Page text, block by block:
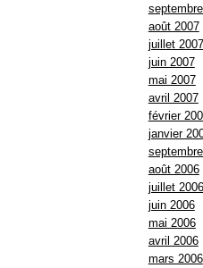
août 2007
juillet 2007
juin 2007
mai 2007
avril 2007
février
janvier
août 2006
juillet 2006
juin 2006
mai 2006
avril 2006
mars 2006